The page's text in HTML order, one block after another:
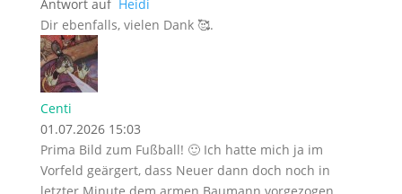
Antwort auf Heidi
Dir ebenfalls, vielen Dank 🥰.
Centi
01.07.2026 15:03
Prima Bild zum Fußball! 🙂 Ich hatte mich ja im
Vorfeld geärgert, dass Neuer dann doch noch in